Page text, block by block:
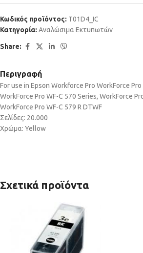
Κωδικός προϊόντος: T01D4_IC
Κατηγορία: Αναλώσιμα Εκτυπωτών
Share:
Περιγραφή
For use in Epson Workforce Pro WorkForce Pro
WorkForce Pro WF-C 570 Series, WorkForce
WorkForce Pro WF-C 579 R DTWF
Σελίδες: 20.000
Χρώμα: Yellow
Σχετικά προϊόντα